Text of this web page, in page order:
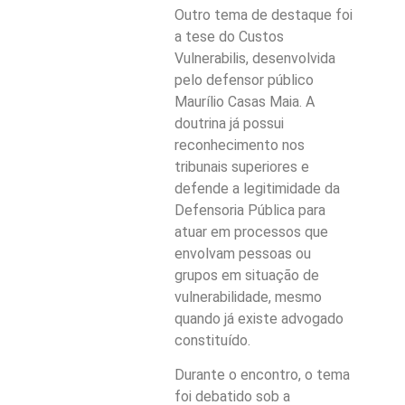
Outro tema de destaque foi
a tese do Custos
Vulnerabilis, desenvolvida
pelo defensor público
Maurílio Casas Maia. A
doutrina já possui
reconhecimento nos
tribunais superiores e
defende a legitimidade da
Defensoria Pública para
atuar em processos que
envolvam pessoas ou
grupos em situação de
vulnerabilidade, mesmo
quando já existe advogado
constituído.
Durante o encontro, o tema
foi debatido sob a